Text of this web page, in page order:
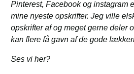
Pinterest, Facebook og instagram
mine nyeste opskrifter. Jeg ville
opskrifter af og meget gerne deler
kan flere få gavn af de gode
Ses vi her?